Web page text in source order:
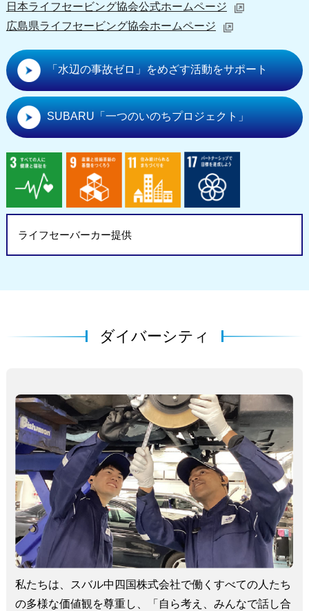
日本ライフセービング協会公式ホームページ
広島県ライフセービング協会ホームページ
「水辺の事故ゼロ」をめざす活動をサポート
SUBARU「一つのいのちプロジェクト」
ライフセーバーカー提供
ダイバーシティ
私たちは、スバル中四国株式会社で働くすべての人たち
の多様な価値観を尊重し、「自ら考え、みんなで話し合